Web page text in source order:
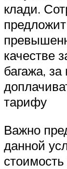
клади.
качестве
багажа,
тарифу
Важно
данной